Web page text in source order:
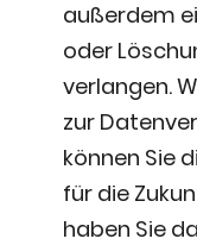
außerdem
oder
verlangen.
zur
können Sie
für die
haben Sie